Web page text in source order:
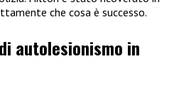
che cosa è successo.
autolesionismo in